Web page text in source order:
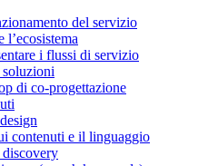
del servizio
l’ecosistema
i flussi di servizio
soluzioni
di co-progettazione
contenuti e il linguaggio